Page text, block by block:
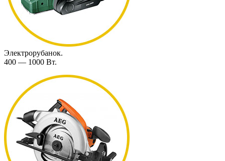
Электрорубанок.
400 — 1000 Вт.